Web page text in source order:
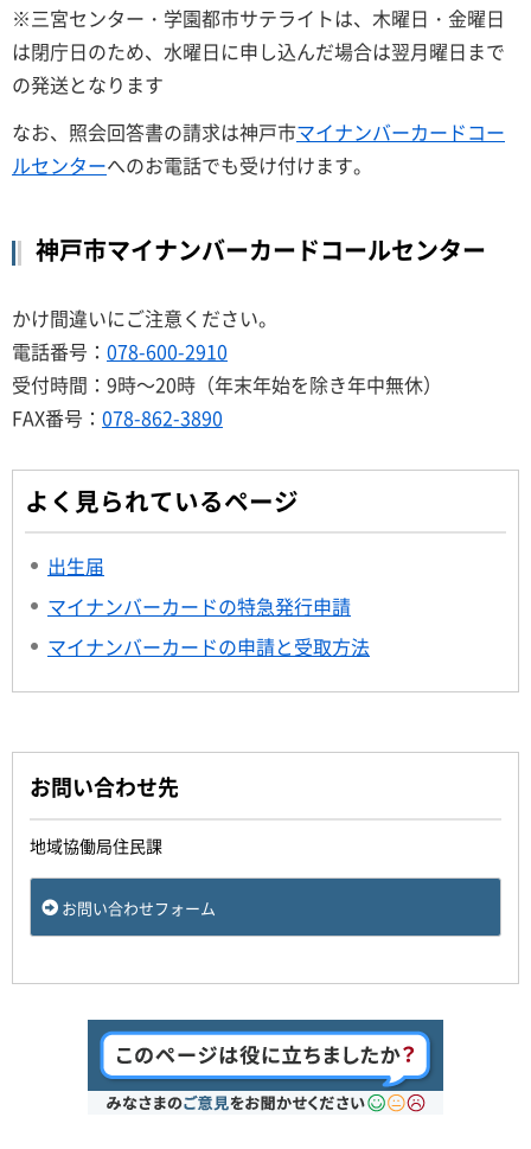
※三宮センター・学園都市サテライトは、木曜日・金曜日
は閉庁日のため、水曜日に申し込んだ場合は翌月曜日まで
の発送となります
なお、照会回答書の請求は神戸市マイナンバーカードコー
ルセンターへのお電話でも受け付けます。
神戸市マイナンバーカードコールセンター
かけ間違いにご注意ください。
電話番号： 078-600-2910
受付時間：9時～20時（年末年始を除き年中無休）
FAX番号： 078-862-3890
よく見られているページ
出生届
マイナンバーカードの特急発行申請
マイナンバーカードの申請と受取方法
お問い合わせ先
地域協働局住民課
お問い合わせフォーム